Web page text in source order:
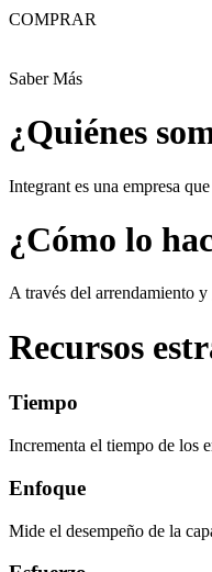
COMPRAR
Saber Más
¿Quiénes
Integrant es una empresa
¿Cómo lo
A través del arrendamiento
Recursos
Tiempo
Incrementa el tiempo de los
Enfoque
Mide el desempeño de la